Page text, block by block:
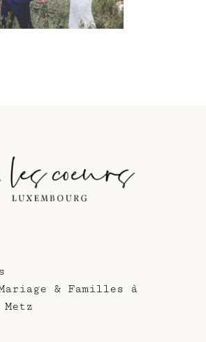
& Familles à
Metz